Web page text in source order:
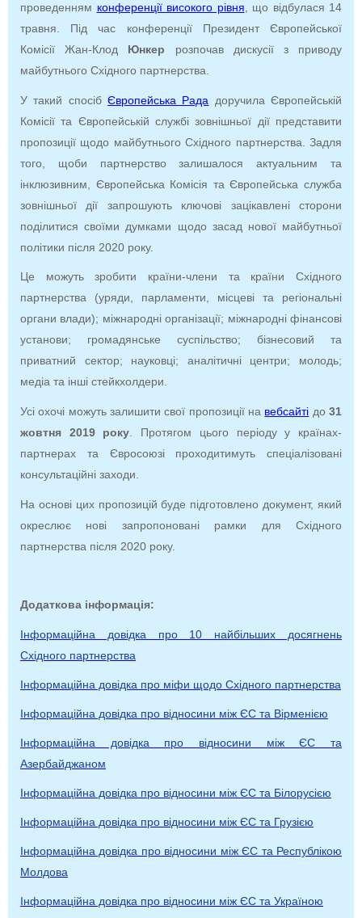
проведенням конференції високого рівня , що відбулася 14
травня. Під час конференції Президент Європейської
Комісії Жан-Клод Юнкер розпочав дискусії з приводу
майбутнього Східного партнерства.
У такий спосіб Європейська Рада доручила Європейській
Комісії та Європейській службі зовнішньої дії представити
пропозиції щодо майбутнього Східного партнерства. Задля
того, щоби партнерство залишалося актуальним та
інклюзивним, Європейська Комісія та Європейська служба
зовнішньої дії запрошують ключові зацікавлені сторони
поділитися своїми думками щодо засад нової майбутньої
політики після 2020 року.
Це можуть зробити країни-члени та країни Східного
партнерства (уряди, парламенти, місцеві та регіональні
органи влади); міжнародні організації; міжнародні фінансові
установи; громадянське суспільство; бізнесовий та
приватний сектор; науковці; аналітичні центри; молодь;
медіа та інші стейкхолдери.
Усі охочі можуть залишити свої пропозиції на вебсайті до31
жовтня 2019 року . Протягом цього періоду у країнах-
партнерах та Євросоюзі проходитимуть спеціалізовані
консультаційні заходи.
На основі цих пропозицій буде підготовлено документ, який
окреслює нові запропоновані рамки для Східного
партнерства після 2020 року.
Додаткова інформація:
Інформаційна довідка про 10 найбільших досягнень
Східного партнерства
Інформаційна довідка про міфи щодо Східного партнерства
Інформаційна довідка про відносини між ЄС та Вірменією
Інформаційна довідка про відносини між ЄС та
Азербайджаном
Інформаційна довідка про відносини між ЄС та Білорусією
Інформаційна довідка про відносини між ЄС та Грузією
Інформаційна довідка про відносини між ЄС та Республікою
Молдова
Інформаційна довідка про відносини між ЄС та Україною